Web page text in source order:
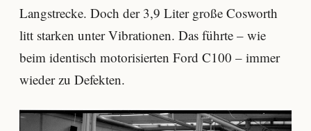
Langstrecke. Doch der 3,9 Liter große Cosworth
litt starken unter Vibrationen. Das führte – wie
beim identisch motorisierten Ford C100 – immer
wieder zu Defekten.